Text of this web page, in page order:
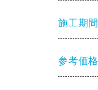
施工期間
参考価格